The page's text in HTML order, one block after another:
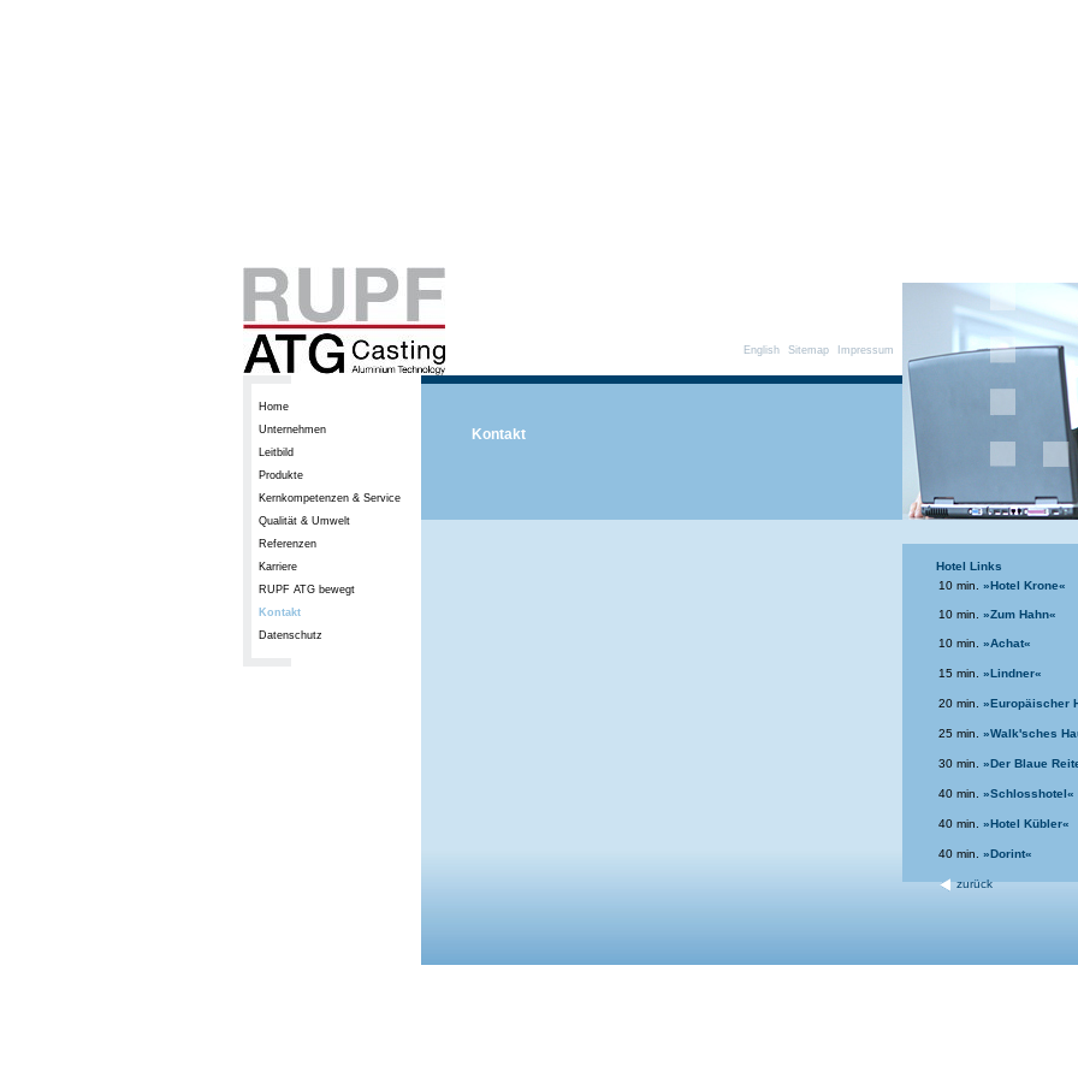
Home
Unternehmen
Leitbild
Produkte
Kernkompetenzen & Service
Qualität & Umwelt
Referenzen
Karriere
RUPF ATG bewegt
Kontakt
Datenschutz
English Sitemap Impressum
Kontakt
Hotel Links
10 min. »Hotel Krone«
10 min. »Zum Hahn«
10 min. »Achat«
15 min. »Lindner«
20 min. »Europäischer
25 min. »Walk'sches
30 min. »Der Blaue
40 min. »Schlosshotel«
40 min. »Hotel Kübler«
40 min. »Dorint«
zurück